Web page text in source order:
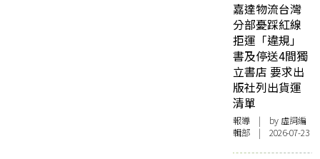
嘉達物流台灣
分部憂踩紅線
拒運「違規」
書及停送4間獨
立書店 要求出
版社列出貨運
清單
報導 | by 虛詞編
輯部 | 2026-07-23